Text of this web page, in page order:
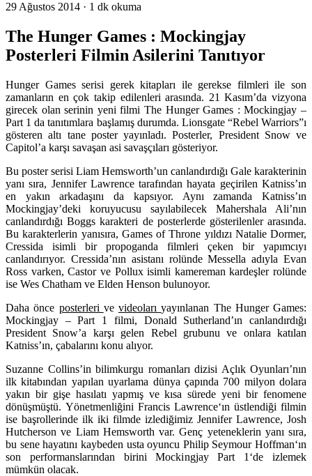
29 Ağustos 2014 · 1 dk okuma
The Hunger Games : Mockingjay
Posterleri Filmin Asilerini Tanıtıyor
Hunger Games serisi gerek kitapları ile gerekse filmleri ile son
zamanların en çok takip edilenleri arasında. 21 Kasım’da vizyona
girecek olan serinin yeni filmi The Hunger Games : Mockingjay –
Part 1 da tanıtımlara başlamış durumda. Lionsgate “Rebel Warriors”ı
gösteren altı tane poster yayınladı. Posterler, President Snow ve
Capitol’a karşı savaşan asi savaşçıları gösteriyor.
Bu poster serisi Liam Hemsworth’un canlandırdığı Gale karakterinin
yanı sıra, Jennifer Lawrencetarafından hayata geçirilenKatniss’ın
en yakın arkadaşını da kapsıyor. Aynı zamanda Katniss’ın
Mockingjay’deki koruyucusu sayılabilecek Mahershala Ali’nın
canlandırdığı Boggs karakteri de posterlerde gösterilenler arasında.
Bu karakterlerin yanısıra, Games of Throne yıldızı Natalie Dormer,
Cressida isimli bir propoganda filmleri çeken bir yapımcıyı
canlandırıyor. Cressida’nın asistanı rolündeMessella adıylaEvan
Ross varken,Castor ve Polluxisimli kamereman kardeşler rolünde
ise Wes Chatham ve Elden Henson bulunoyor.
Daha önce posterleri ve videolarıyayınlanan The Hunger Games:
Mockingjay – Part 1 filmi, Donald Sutherland’ın canlandırdığı
President Snow’a karşı gelen Rebel grubunu ve onlara katılan
Katniss’ın, çabalarını konu alıyor.
Suzanne Collins’in bilimkurgu romanları dizisi Açlık Oyunları’nın
ilk kitabından yapılan uyarlama dünya çapında 700 milyon dolara
yakın bir gişe hasılatı yapmış ve kısa sürede yeni bir fenomene
dönüşmüştü. Yönetmenliğini Francis Lawrence‘ın üstlendiği filmin
ise başrollerinde ilk iki filmde izlediğimiz Jennifer Lawrence, Josh
Hutcherson ve Liam Hemsworth var. Genç yeteneklerin yanı sıra,
bu sene hayatını kaybeden usta oyuncu Philip Seymour Hoffman‘ın
son performanslarından birini Mockingjay Part 1‘de izlemek
mümkün olacak.